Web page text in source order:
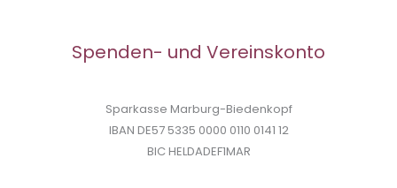
Spenden- und Vereinskonto
Sparkasse Marburg-Biedenkopf
IBAN DE57 5335 0000 0110 0141 12
BIC HELDADEF1MAR